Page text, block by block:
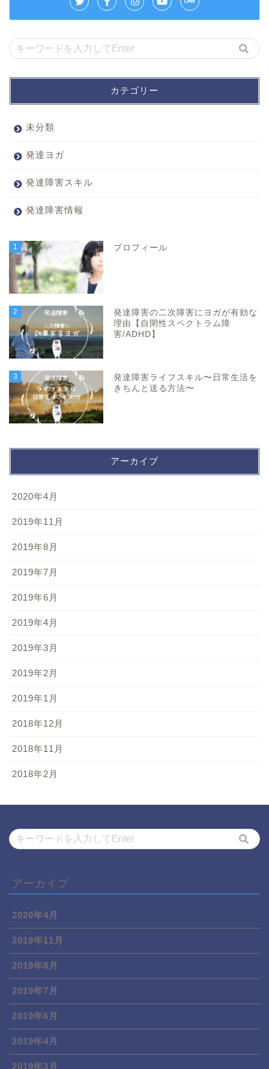
カテゴリー
未分類
発達ヨガ
発達障害スキル
発達障害情報
1 プロフィール
2
発達障害の二次障害にヨガが有効な
理由【自閉性スペクトラム障
害/ADHD】
3
発達障害ライフスキル〜日常生活を
きちんと送る方法〜
アーカイブ
2020年4月
2019年11月
2019年8月
2019年7月
2019年6月
2019年4月
2019年3月
2019年2月
2019年1月
2018年12月
2018年11月
2018年2月
アーカイブ
2020年4月
2019年11月
2019年8月
2019年7月
2019年6月
2019年4月
2019年3月